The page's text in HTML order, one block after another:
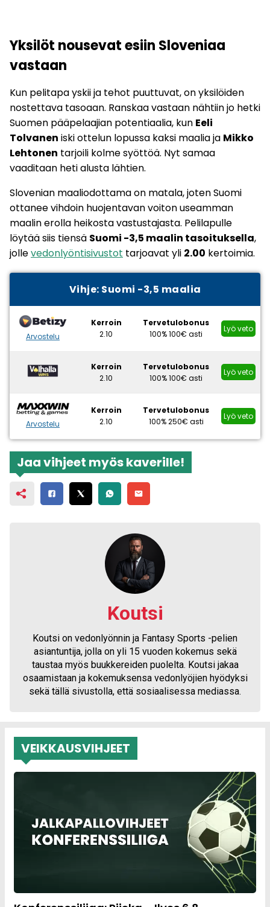
Yksilöt nousevat esiin Sloveniaa
vastaan
Kun pelitapa yskii ja tehot puuttuvat, on yksilöiden
nostettava tasoaan. Ranskaa vastaan nähtiin jo hetki
Suomen pääpelaajian potentiaalia, kun Eeli
Tolvanen iski ottelun lopussa kaksi maalia ja Mikko
Lehtonen tarjoili kolme syöttöä. Nyt samaa
vaaditaan heti alusta lähtien.
Slovenian maaliodottama on matala, joten Suomi
ottanee vihdoin huojentavan voiton useamman
maalin erolla heikosta vastustajasta. Pelilapulle
löytää siis tiensä Suomi -3,5 maalin tasoituksella,
jollevedonlyöntisivustot tarjoavat yli 2.00 kertoimia.
Vihje: Suomi -3,5 maalia
Arvostelu
Kerroin
2.10
Tervetulobonus
100% 100€ asti
Lyö veto
Kerroin
2.10
Tervetulobonus
100% 100€ asti
Lyö veto
Arvostelu
Kerroin
2.10
Tervetulobonus
100% 250€ asti
Lyö veto
Jaa vihjeet myös kaverille!
Koutsi
Koutsi on vedonlyönnin ja Fantasy Sports -pelien
asiantuntija, jolla on yli 15 vuoden kokemus sekä
taustaa myös buukkereiden puolelta. Koutsi jakaa
osaamistaan ja kokemuksensa vedonlyöjien hyödyksi
sekä tällä sivustolla, että sosiaalisessa mediassa.
VEIKKAUSVIHJEET